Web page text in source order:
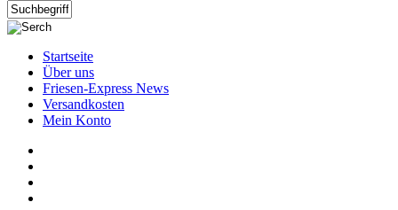
Startseite
Über uns
Friesen-Express News
Versandkosten
Mein Konto